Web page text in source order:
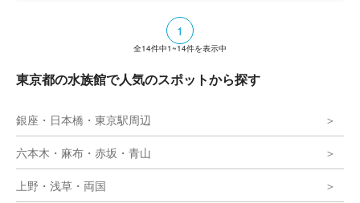
1
全14件中1~14件を表示中
東京都の水族館で人気のスポットから探す
銀座・日本橋・東京駅周辺
六本木・麻布・赤坂・青山
上野・浅草・両国